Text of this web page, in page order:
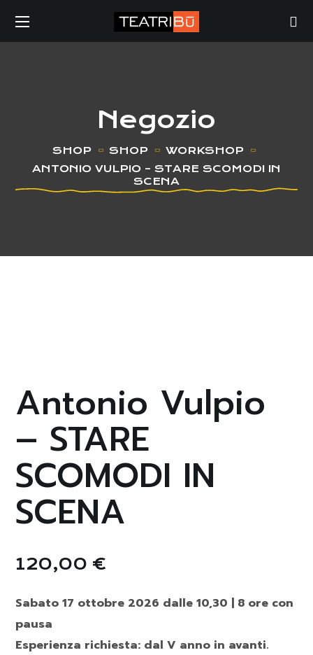
Negozio
SHOP SHOP
WORKSHOP
ANTONIO VULPIO – STARE SCOMODI IN
SCENA
Antonio Vulpio
– STARE
SCOMODI IN
SCENA
120,00 €
Sabato 17 ottobre 2026 dalle 10,30 | 8 ore con
pausa
Esperienza richiesta: dal V anno in avanti.